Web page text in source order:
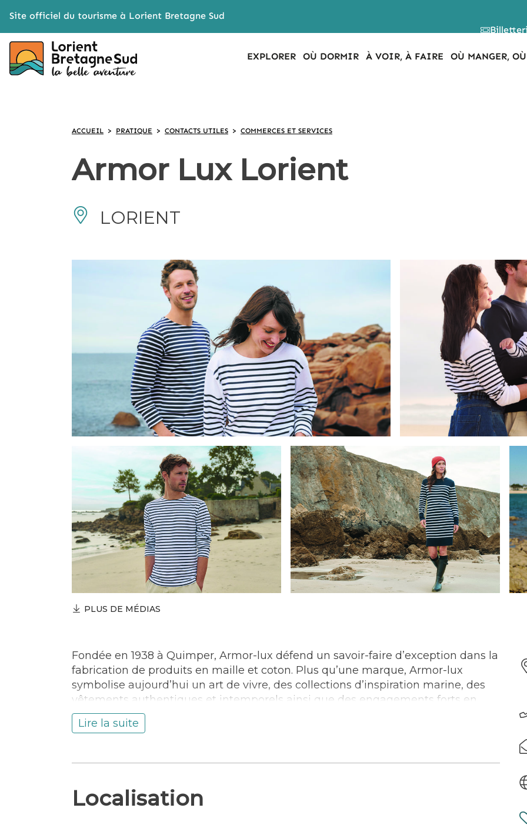
Site officiel du tourisme à Lorient Bretagne Sud
EXPLORER OÙ DORMIR À VOIR, À FAIRE OÙ MANGER,
ACCUEIL > PRATIQUE > CONTACTS UTILES > COMMERCES ET SERVICES
Armor Lux Lorient
LORIENT
PLUS DE MÉDIAS
Fondée en 1938 à Quimper, Armor-lux défend un savoir-faire d’exception dans la
fabrication de produits en maille et coton. Plus qu’une marque, Armor-lux
symbolise aujourd’hui un art de vivre, des collections d’inspiration marine, des
vêtements authentiques et intemporels ainsi que des engagements forts en
matière de préservation de l’emploi et de l’environnement.
Mardi, mercredi, jeudi, vendredi, samedi : 10h-13h / 14h-19h
Lire la suite
Localisation